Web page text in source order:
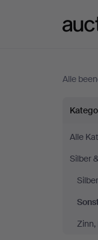
Alle
bei
Alle
Silber
Silber
Zinn,